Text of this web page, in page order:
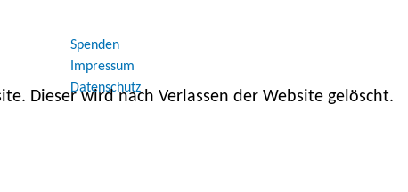
Spenden
Impressum
Datenschutz
Dieser wird nach Verlassen der Website gelöscht.